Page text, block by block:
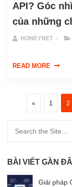
API? Góc
của những
HONEYNET
READ MORE
Điều
« Previous
Page
1 2
BÀI VIẾT GẦN
Giải pháp